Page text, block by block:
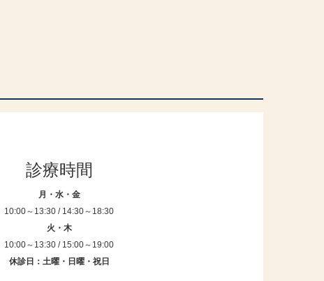
診療時間
月・水・金
10:00～13:30 / 14:30～18:30
火・木
10:00～13:30 / 15:00～19:00
休診日：土曜・日曜・祝日